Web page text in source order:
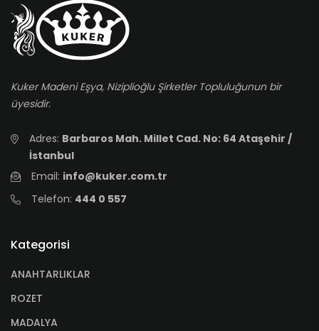
Kuker Madeni Eşya, Niziplioğlu Şirketler Topluluğunun bir
üyesidir.
Adres: Barbaros Mah. Millet Cad. No: 64 Ataşehir /
İstanbul
Email: info@kuker.com.tr
Telefon: 444 0 557
Kategorisi
ANAHTARLIKLAR
ROZET
MADALYA